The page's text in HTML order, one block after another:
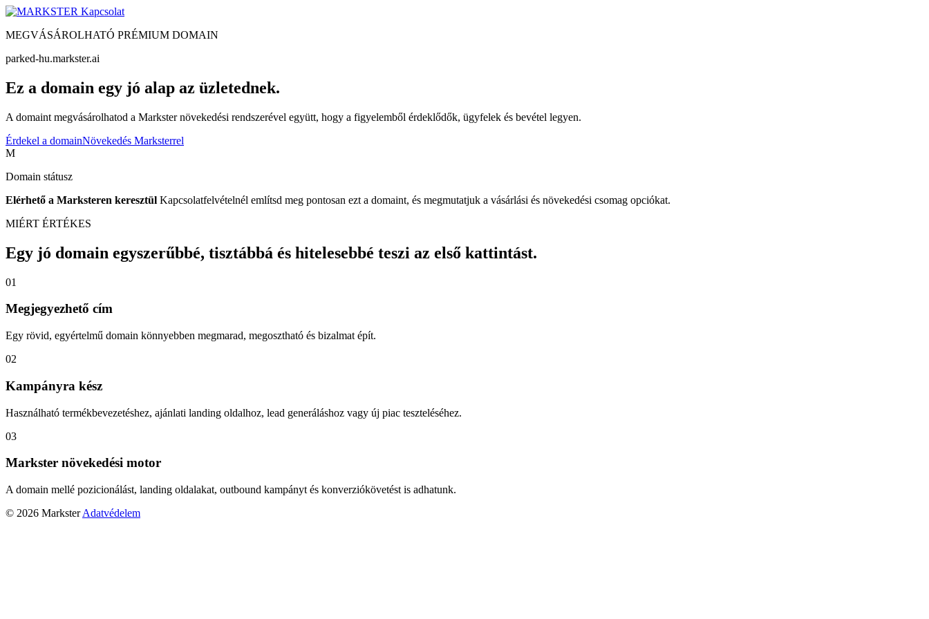
Kapcsolat
MEGVÁSÁROLHATÓ PRÉMIUM DOMAIN
parked-hu.markster.ai
Ez a domain egy jó alap az üzletednek.
A domaint megvásárolhatod a Markster növekedési rendszerével együtt, hogy a figyelemből érdeklődők, ügyfelek és bevétel legyen.
Érdekel a domainNövekedés Marksterrel
M
Domain státusz
Elérhető a Marksteren keresztül Kapcsolatfelvételnél említsd meg pontosan ezt a domaint, és megmutatjuk a vásárlási és növekedési csomag opciókat.
MIÉRT ÉRTÉKES
Egy jó domain egyszerűbbé, tisztábbá és hitelesebbé teszi az első kattintást.
01
Megjegyezhető cím
Egy rövid, egyértelmű domain könnyebben megmarad, megosztható és bizalmat épít.
02
Kampányra kész
Használható termékbevezetéshez, ajánlati landing oldalhoz, lead generáláshoz vagy új piac teszteléséhez.
03
Markster növekedési motor
A domain mellé pozicionálást, landing oldalakat, outbound kampányt és konverziókövetést is adhatunk.
© 2026 Markster Adatvédelem